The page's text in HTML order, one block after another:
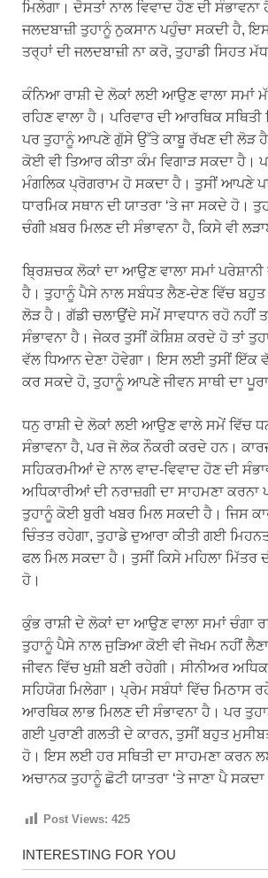
ਮਿਲੇਗਾ। ਦੋਸਤਾਂ ਨਾਲ ਵਿਵਾਦ ਹੋਣ ਦੀ ਸੰਭਾਵਨਾ
ਜਲਦਬਾਜ਼ੀ ਤੁਹਾਨੂੰ ਨੁਕਸਾਨ ਪਹੁੰਚਾ ਸਕਦੀ ਹੈ,
ਤਰ੍ਹਾਂ ਦੀ ਜਲਦਬਾਜ਼ੀ ਨਾ ਕਰੋ, ਤੁਹਾਡੀ ਸਿਹਤ
ਕੰਨਿਆ ਰਾਸ਼ੀ ਦੇ ਲੋਕਾਂ ਲਈ ਆਉਣ ਵਾਲਾ ਸਮਾਂ
ਰਹਿਣ ਵਾਲਾ ਹੈ। ਪਰਿਵਾਰ ਦੀ ਆਰਥਿਕ ਸਥਿਤੀ
ਪਰ ਤੁਹਾਨੂੰ ਆਪਣੇ ਗੁੱਸੇ ਉੱਤੇ ਕਾਬੂ ਰੱਖਣ ਦੀ ਲੋੜ
ਕੋਈ ਵੀ ਤਿਆਰ ਕੀਤਾ ਕੰਮ ਵਿਗਾੜ ਸਕਦਾ ਹੈ।
ਮੰਗਲਿਕ ਪ੍ਰੋਗਰਾਮ ਹੋ ਸਕਦਾ ਹੈ। ਤੁਸੀਂ ਆਪਣੇ
ਧਾਰਮਿਕ ਸਥਾਨ ਦੀ ਯਾਤਰਾ ‘ਤੇ ਜਾ ਸਕਦੇ ਹੋ।
ਚੰਗੀ ਖ਼ਬਰ ਮਿਲਣ ਦੀ ਸੰਭਾਵਨਾ ਹੈ, ਕਿਸੇ ਵੀ
ਬ੍ਰਿਸ਼ਚਕ ਲੋਕਾਂ ਦਾ ਆਉਣ ਵਾਲਾ ਸਮਾਂ
ਹੈ। ਤੁਹਾਨੂੰ ਪੈਸੇ ਨਾਲ ਸਬੰਧਤ ਲੈਣ-ਦੇਣ ਵਿੱਚ ਬਹੁਤ
ਲੋੜ ਹੈ। ਗੱਡੀ ਚਲਾਉਂਦੇ ਸਮੇਂ ਸਾਵਧਾਨ ਰਹੋ ਨਹੀਂ
ਸੰਭਾਵਨਾ ਹੈ। ਜੇਕਰ ਤੁਸੀਂ ਕੋਸ਼ਿਸ਼ ਕਰਦੇ ਹੋ ਤਾਂ
ਵੱਲ ਧਿਆਨ ਦੇਣਾ ਹੋਵੇਗਾ। ਇਸ ਲਈ ਤੁਸੀਂ ਇੱਕ
ਕਰ ਸਕਦੇ ਹੋ, ਤੁਹਾਨੂੰ ਆਪਣੇ ਜੀਵਨ ਸਾਥੀ ਦਾ
ਧਨੁ ਰਾਸ਼ੀ ਦੇ ਲੋਕਾਂ ਲਈ ਆਉਣ ਵਾਲੇ ਸਮੇਂ ਵਿੱਚ
ਸੰਭਾਵਨਾ ਹੈ, ਪਰ ਜੋ ਲੋਕ ਨੌਕਰੀ ਕਰਦੇ ਹਨ।
ਸਹਿਕਰਮੀਆਂ ਦੇ ਨਾਲ ਵਾਦ-ਵਿਵਾਦ ਹੋਣ ਦੀ
ਅਧਿਕਾਰੀਆਂ ਦੀ ਨਰਾਜ਼ਗੀ ਦਾ ਸਾਹਮਣਾ
ਤੁਹਾਨੂੰ ਕੋਈ ਬੁਰੀ ਖਬਰ ਮਿਲ ਸਕਦੀ ਹੈ। ਜਿਸ
ਚਿੰਤਤ ਰਹੇਗਾ, ਤੁਹਾਡੇ ਦੁਆਰਾ ਕੀਤੀ ਗਈ
ਫਲ ਮਿਲ ਸਕਦਾ ਹੈ। ਤੁਸੀਂ ਕਿਸੇ ਮਹਿਲਾ
ਹੋ।
ਕੁੰਭ ਰਾਸ਼ੀ ਦੇ ਲੋਕਾਂ ਦਾ ਆਉਣ ਵਾਲਾ ਸਮਾਂ ਚੰਗਾ
ਤੁਹਾਨੂੰ ਪੈਸੇ ਨਾਲ ਜੁੜਿਆ ਕੋਈ ਵੀ ਜੋਖਮ ਨਹੀਂ ਲੈਣਾ
ਜੀਵਨ ਵਿੱਚ ਖੁਸ਼ੀ ਬਣੀ ਰਹੇਗੀ। ਸੀਨੀਅਰ
ਸਹਿਯੋਗ ਮਿਲੇਗਾ। ਪ੍ਰੇਮ ਸਬੰਧਾਂ ਵਿੱਚ ਮਿਠਾਸ
ਆਰਥਿਕ ਲਾਭ ਮਿਲਣ ਦੀ ਸੰਭਾਵਨਾ ਹੈ। ਪਰ
ਗਈ ਪੁਰਾਣੀ ਗਲਤੀ ਦੇ ਕਾਰਨ, ਤੁਸੀਂ ਬਹੁਤ
ਹੋ। ਇਸ ਲਈ ਹਰ ਸਥਿਤੀ ਦਾ ਸਾਹਮਣਾ ਕਰਨ
ਅਚਾਨਕ ਤੁਹਾਨੂੰ ਛੋਟੀ ਯਾਤਰਾ ‘ਤੇ ਜਾਣਾ ਪੈ ਸਕਦਾ
Post Views: 425